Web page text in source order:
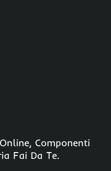
Componenti
Fai Da Te.